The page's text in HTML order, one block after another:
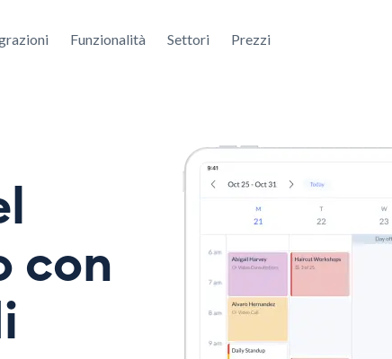
Funzionalità Settori Prezzi
con